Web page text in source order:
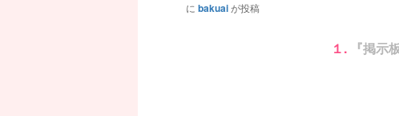
に bakuaiが投稿
１.『掲示